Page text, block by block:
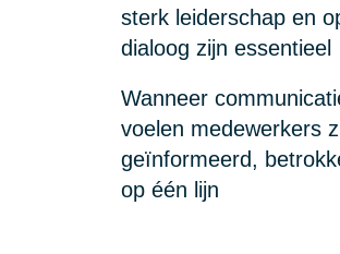
sterk leiderschap en
dialoog zijn essentieel
Wanneer
voelen medewerkers
geïnformeerd,
op één lijn